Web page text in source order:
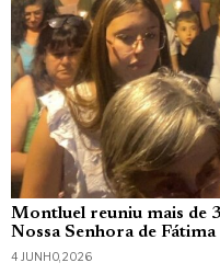
Montluel reuniu mais de
Nossa Senhora de Fátima
4 JUNHO, 2026